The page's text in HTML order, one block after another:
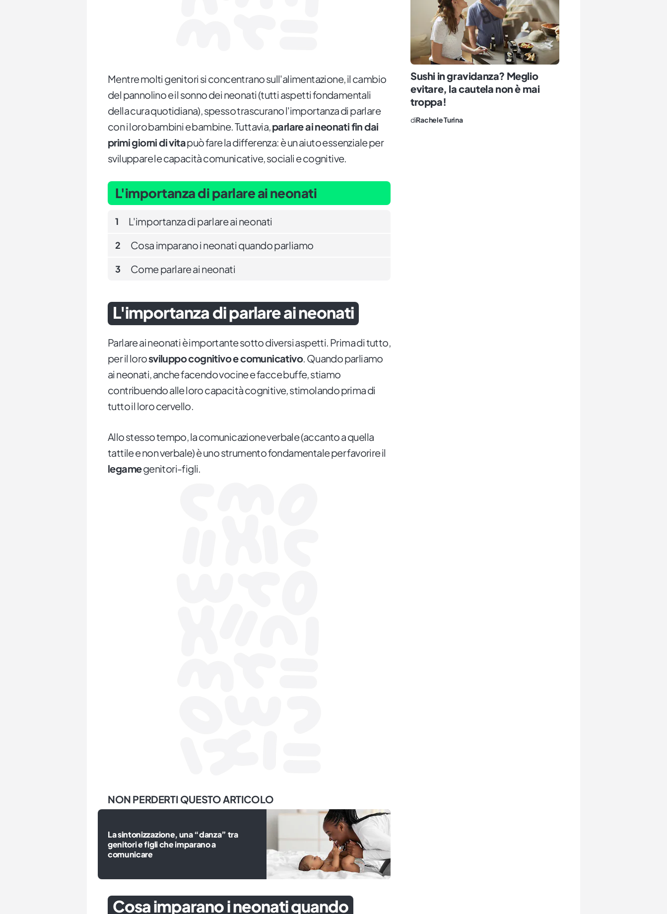
Mentre molti genitori si concentrano sull'alimentazione, il cambio
del pannolino e il sonno dei neonati (tutti aspetti fondamentali
della cura quotidiana), spesso trascurano l'importanza di parlare
con i loro bambini e bambine. Tuttavia,parlare ai neonati fin dai
primi giorni di vitapuò fare la differenza: è un aiuto essenziale per
sviluppare le capacità comunicative, sociali e cognitive.
L'importanza di parlare ai neonati
1 L'importanza di parlare ai neonati
2 Cosa imparano i neonati quando parliamo
3 Come parlare ai neonati
L'importanza di parlare ai neonati
Parlare ai neonati è importante sotto diversi aspetti. Prima di tutto,
per il lorosviluppo cognitivo e comunicativo. Quando parliamo
ai neonati, anche facendo vocine e facce buffe, stiamo
contribuendo alle loro capacità cognitive, stimolando prima di
tutto il loro cervello.
Allo stesso tempo, la comunicazione verbale (accanto a quella
tattile e non verbale) è uno strumento fondamentale per favorire il
legamegenitori-figli.
NON PERDERTI QUESTO ARTICOLO
La sintonizzazione, una “danza” tra
genitori e figli che imparano a
comunicare
Cosa imparano i neonati quando
Sushi in gravidanza? Meglio
evitare, la cautela non è mai
troppa!
diRachele Turina